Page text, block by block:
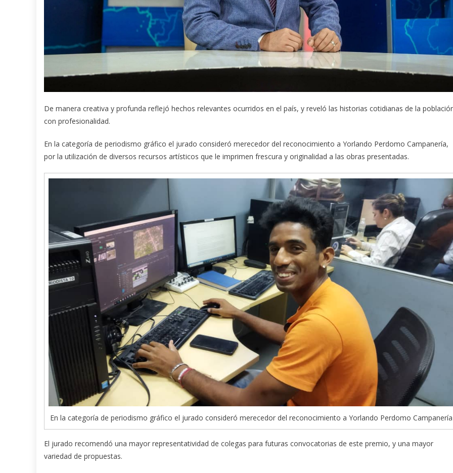
De manera creativa y profunda reflejó hechos relevantes ocurridos en el país, y reveló las historias cotidianas de la
con profesionalidad.
En la categoría de periodismo gráfico el jurado consideró merecedor del reconocimiento a Yorlando Perdomo Campanería,
por la utilización de diversos recursos artísticos que le imprimen frescura y originalidad a las obras presentadas.
En la categoría de periodismo gráfico el jurado consideró merecedor del reconocimiento a Yorlando Perdomo Campanería
El jurado recomendó una mayor representatividad de colegas para futuras convocatorias de este premio, y una mayor
variedad de propuestas.